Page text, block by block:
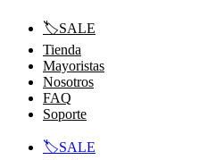
🏷️SALE
Tienda
Mayoristas
Nosotros
FAQ
Soporte
🏷️SALE